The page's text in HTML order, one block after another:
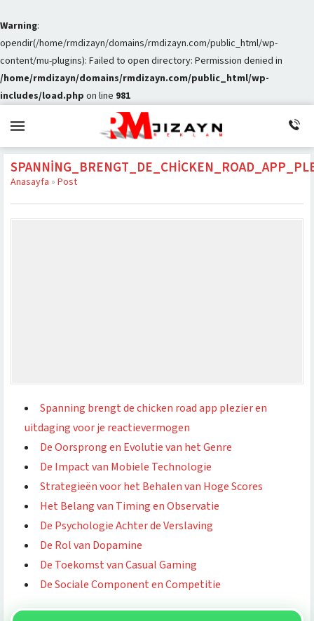
Warning:
opendir(/home/rmdizayn/domains/rmdizayn.com/public_html/wp-
content/mu-plugins): Failed to open directory: Permission denied in
/home/rmdizayn/domains/rmdizayn.com/public_html/wp-
includes/load.php on line 981
Anasayfa » Post
Spanning brengt de chicken road app plezier en
uitdaging voor je reactievermogen
De Oorsprong en Evolutie van het Genre
De Impact van Mobiele Technologie
Strategieën voor het Behalen van Hoge Scores
Het Belang van Timing en Observatie
De Psychologie Achter de Verslaving
De Rol van Dopamine
De Toekomst van Casual Gaming
De Sociale Component en Competitie